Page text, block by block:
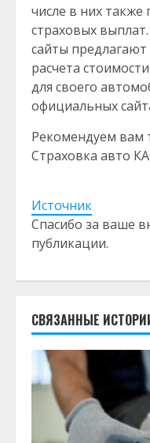
числе в них
страховых
сайты предлагают
расчета
для своего
официальных
Рекомендуем вам
Страховка авто
Источник
Спасибо за ваше
публикации.
СВЯЗАННЫЕ